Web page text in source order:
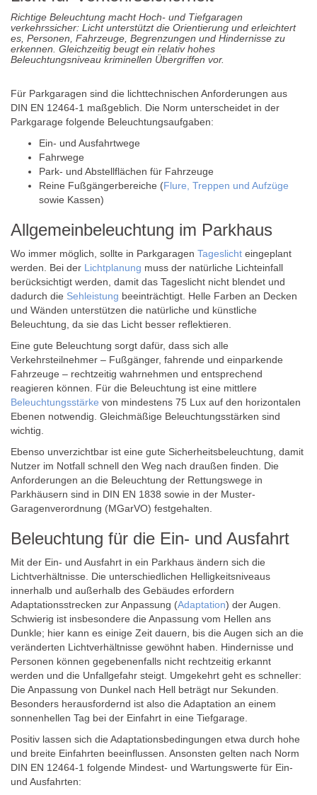
Richtige Beleuchtung macht Hoch- und Tiefgaragen
verkehrssicher: Licht unterstützt die Orientierung und erleichtert
es, Personen, Fahrzeuge, Begrenzungen und Hindernisse zu
erkennen. Gleichzeitig beugt ein relativ hohes
Beleuchtungsniveau kriminellen Übergriffen vor.
Für Parkgaragen sind die lichttechnischen Anforderungen aus
DIN EN 12464-1 maßgeblich. Die Norm unterscheidet in der
Parkgarage folgende Beleuchtungsaufgaben:
Ein- und Ausfahrtwege
Fahrwege
Park- und Abstellflächen für Fahrzeuge
Reine Fußgängerbereiche (Flure, Treppen und Aufzüge
sowie Kassen)
Allgemeinbeleuchtung im Parkhaus
Wo immer möglich, sollte in Parkgaragen Tageslicht eingeplant
werden. Bei der Lichtplanung muss der natürliche Lichteinfall
berücksichtigt werden, damit das Tageslicht nicht blendet und
dadurch die Sehleistung beeinträchtigt. Helle Farben an Decken
und Wänden unterstützen die natürliche und künstliche
Beleuchtung, da sie das Licht besser reflektieren.
Eine gute Beleuchtung sorgt dafür, dass sich alle
Verkehrsteilnehmer – Fußgänger, fahrende und einparkende
Fahrzeuge – rechtzeitig wahrnehmen und entsprechend
reagieren können. Für die Beleuchtung ist eine mittlere
Beleuchtungsstärke von mindestens 75 Lux auf den horizontalen
Ebenen notwendig. Gleichmäßige Beleuchtungsstärken sind
wichtig.
Ebenso unverzichtbar ist eine gute Sicherheitsbeleuchtung, damit
Nutzer im Notfall schnell den Weg nach draußen finden. Die
Anforderungen an die Beleuchtung der Rettungswege in
Parkhäusern sind in DIN EN 1838 sowie in der Muster-
Garagenverordnung (MGarVO) festgehalten.
Beleuchtung für die Ein- und Ausfahrt
Mit der Ein- und Ausfahrt in ein Parkhaus ändern sich die
Lichtverhältnisse. Die unterschiedlichen Helligkeitsniveaus
innerhalb und außerhalb des Gebäudes erfordern
Adaptationsstrecken zur Anpassung (Adaptation) der Augen.
Schwierig ist insbesondere die Anpassung vom Hellen ans
Dunkle; hier kann es einige Zeit dauern, bis die Augen sich an die
veränderten Lichtverhältnisse gewöhnt haben. Hindernisse und
Personen können gegebenenfalls nicht rechtzeitig erkannt
werden und die Unfallgefahr steigt. Umgekehrt geht es schneller:
Die Anpassung von Dunkel nach Hell beträgt nur Sekunden.
Besonders herausfordernd ist also die Adaptation an einem
sonnenhellen Tag bei der Einfahrt in eine Tiefgarage.
Positiv lassen sich die Adaptationsbedingungen etwa durch hohe
und breite Einfahrten beeinflussen. Ansonsten gelten nach Norm
DIN EN 12464-1 folgende Mindest- und Wartungswerte für Ein-
und Ausfahrten: